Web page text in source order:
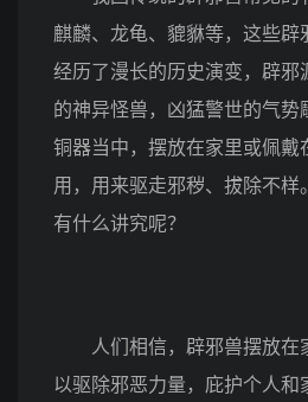
麒麟、龙龟、貔貅等，这些
经历了漫长的历史演变，辟
的神异怪兽，凶猛警世的气势
铜器当中，摆放在家里或佩戴
用，用来驱走邪秽、拔除不
有什么讲究呢？
人们相信，辟邪兽摆放在
以驱除邪恶力量，庇护个人和